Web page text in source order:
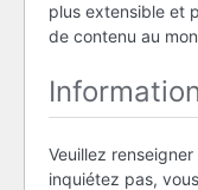
plus extensible et
de contenu au
Veuillez
inquiétez pas,